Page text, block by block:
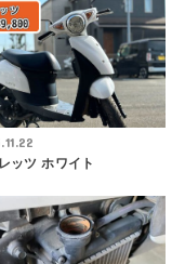
ッツ ホワイト